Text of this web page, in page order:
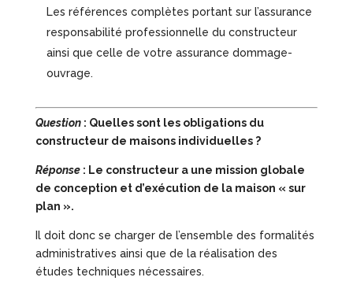
Les références complètes portant sur l’assurance
responsabilité professionnelle du constructeur
ainsi que celle de votre assurance dommage-
ouvrage.
Question: Quelles sont les obligations du
constructeur de maisons individuelles ?
Réponse: Le constructeur a une mission globale
de conception et d’exécution de la maison « sur
plan ».
Il doit donc se charger de l’ensemble des formalités
administratives ainsi que de la réalisation des
études techniques nécessaires.